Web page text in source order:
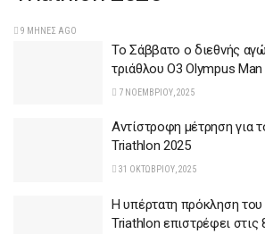
9 ΜΉΝΕΣ AGO
To Σάββατο ο διεθνής
τριάθλου O3 Olympus Man
7 ΝΟΕΜΒΡΊΟΥ, 2025
Αντίστροφη μέτρηση για
Triathlon 2025
31 ΟΚΤΩΒΡΊΟΥ, 2025
Η υπέρτατη πρόκληση
Triathlon επιστρέφει στις